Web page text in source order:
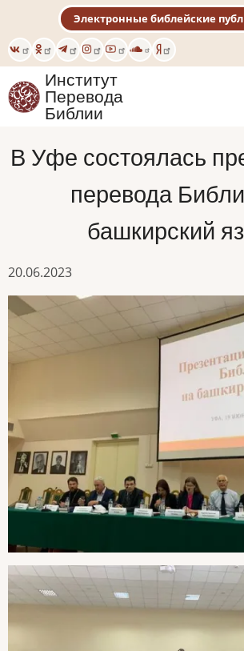
основному
содержанию
Электронные библейские
Институт
Перевода
Библии
В Уфе состоялась
перевода
башкирский
20.06.2023